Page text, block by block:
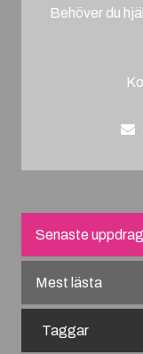
Behöver du
Senaste
Mest lästa
Taggar